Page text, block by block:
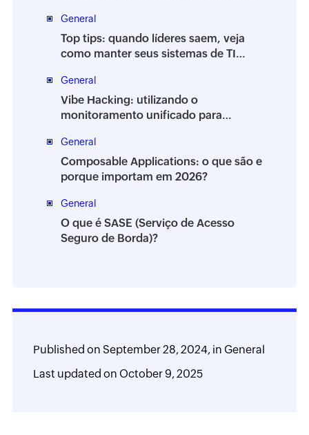
General
Top tips: quando líderes saem, veja
como manter seus sistemas de TI
General
Vibe Hacking: utilizando o
monitoramento unificado para
General
Composable Applications: o que são e
porque importam em 2026?
General
O que é SASE (Serviço de Acesso
Seguro de Borda)?
Published on September 28, 2024,in General
Last updated on October 9, 2025